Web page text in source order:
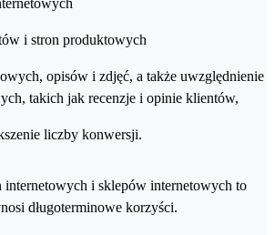
i stron produktowych
opisów i zdjęć, a także uwzględnienie
takich jak recenzje i opinie klientów,
liczby konwersji.
internetowych i sklepów internetowych to
długoterminowe korzyści.